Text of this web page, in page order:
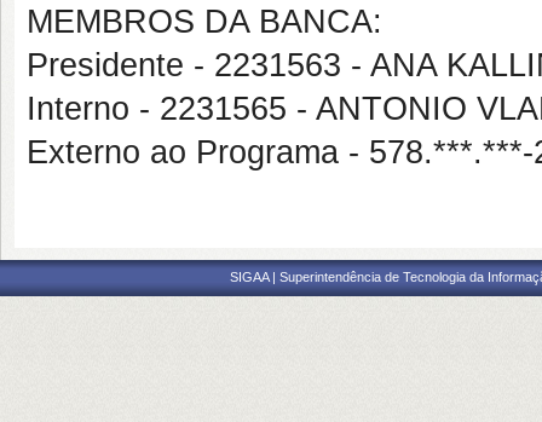
MEMBROS DA BANCA:
Presidente - 2231563 - ANA
Interno - 2231565 - ANTONIO
Externo ao Programa -
SIGAA | Superintendência de Tecnologia da